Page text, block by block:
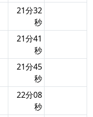
21分32
秒
21分41
秒
21分45
秒
22分08
秒